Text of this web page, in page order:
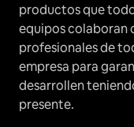
productos que
equipos colaboran
profesionales de
empresa para
desarrollen
presente.